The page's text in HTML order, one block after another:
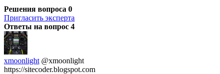
Решения вопроса 0
Пригласить эксперта
Ответы на вопрос 4
xmoonlight @xmoonlight
https://sitecoder.blogspot.com